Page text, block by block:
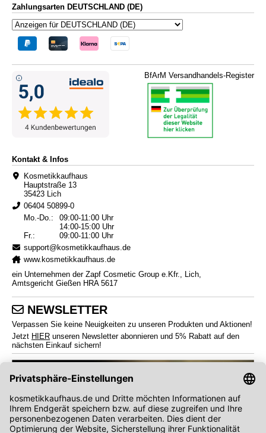
Zahlungsarten DEUTSCHLAND (DE)
BfArM Versandhandels-Register
Kontakt & Infos
Kosmetikkaufhaus
Hauptstraße 13
35423 Lich
06404 50899-0
Mo.-Do.:
09:00-11:00 Uhr
14:00-15:00 Uhr
Fr.:
09:00-11:00 Uhr
support@kosmetikkaufhaus.de
www.kosmetikkaufhaus.de
ein Unternehmen der Zapf Cosmetic Group e.Kfr., Lich,
Amtsgericht Gießen HRA 5617
NEWSLETTER
Verpassen Sie keine Neuigkeiten zu unseren Produkten und Aktionen!
Jetzt HIER unseren Newsletter abonnieren und 5% Rabatt auf den
nächsten Einkauf sichern!